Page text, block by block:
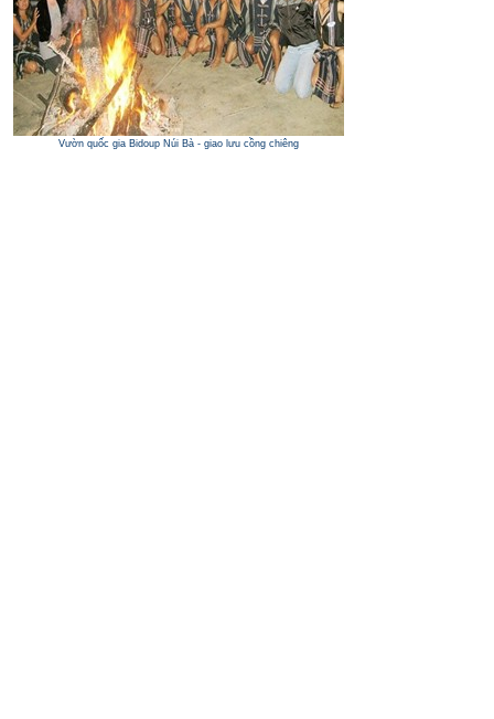
Vườn quốc gia Bidoup Núi Bà - giao lưu cồng chiêng